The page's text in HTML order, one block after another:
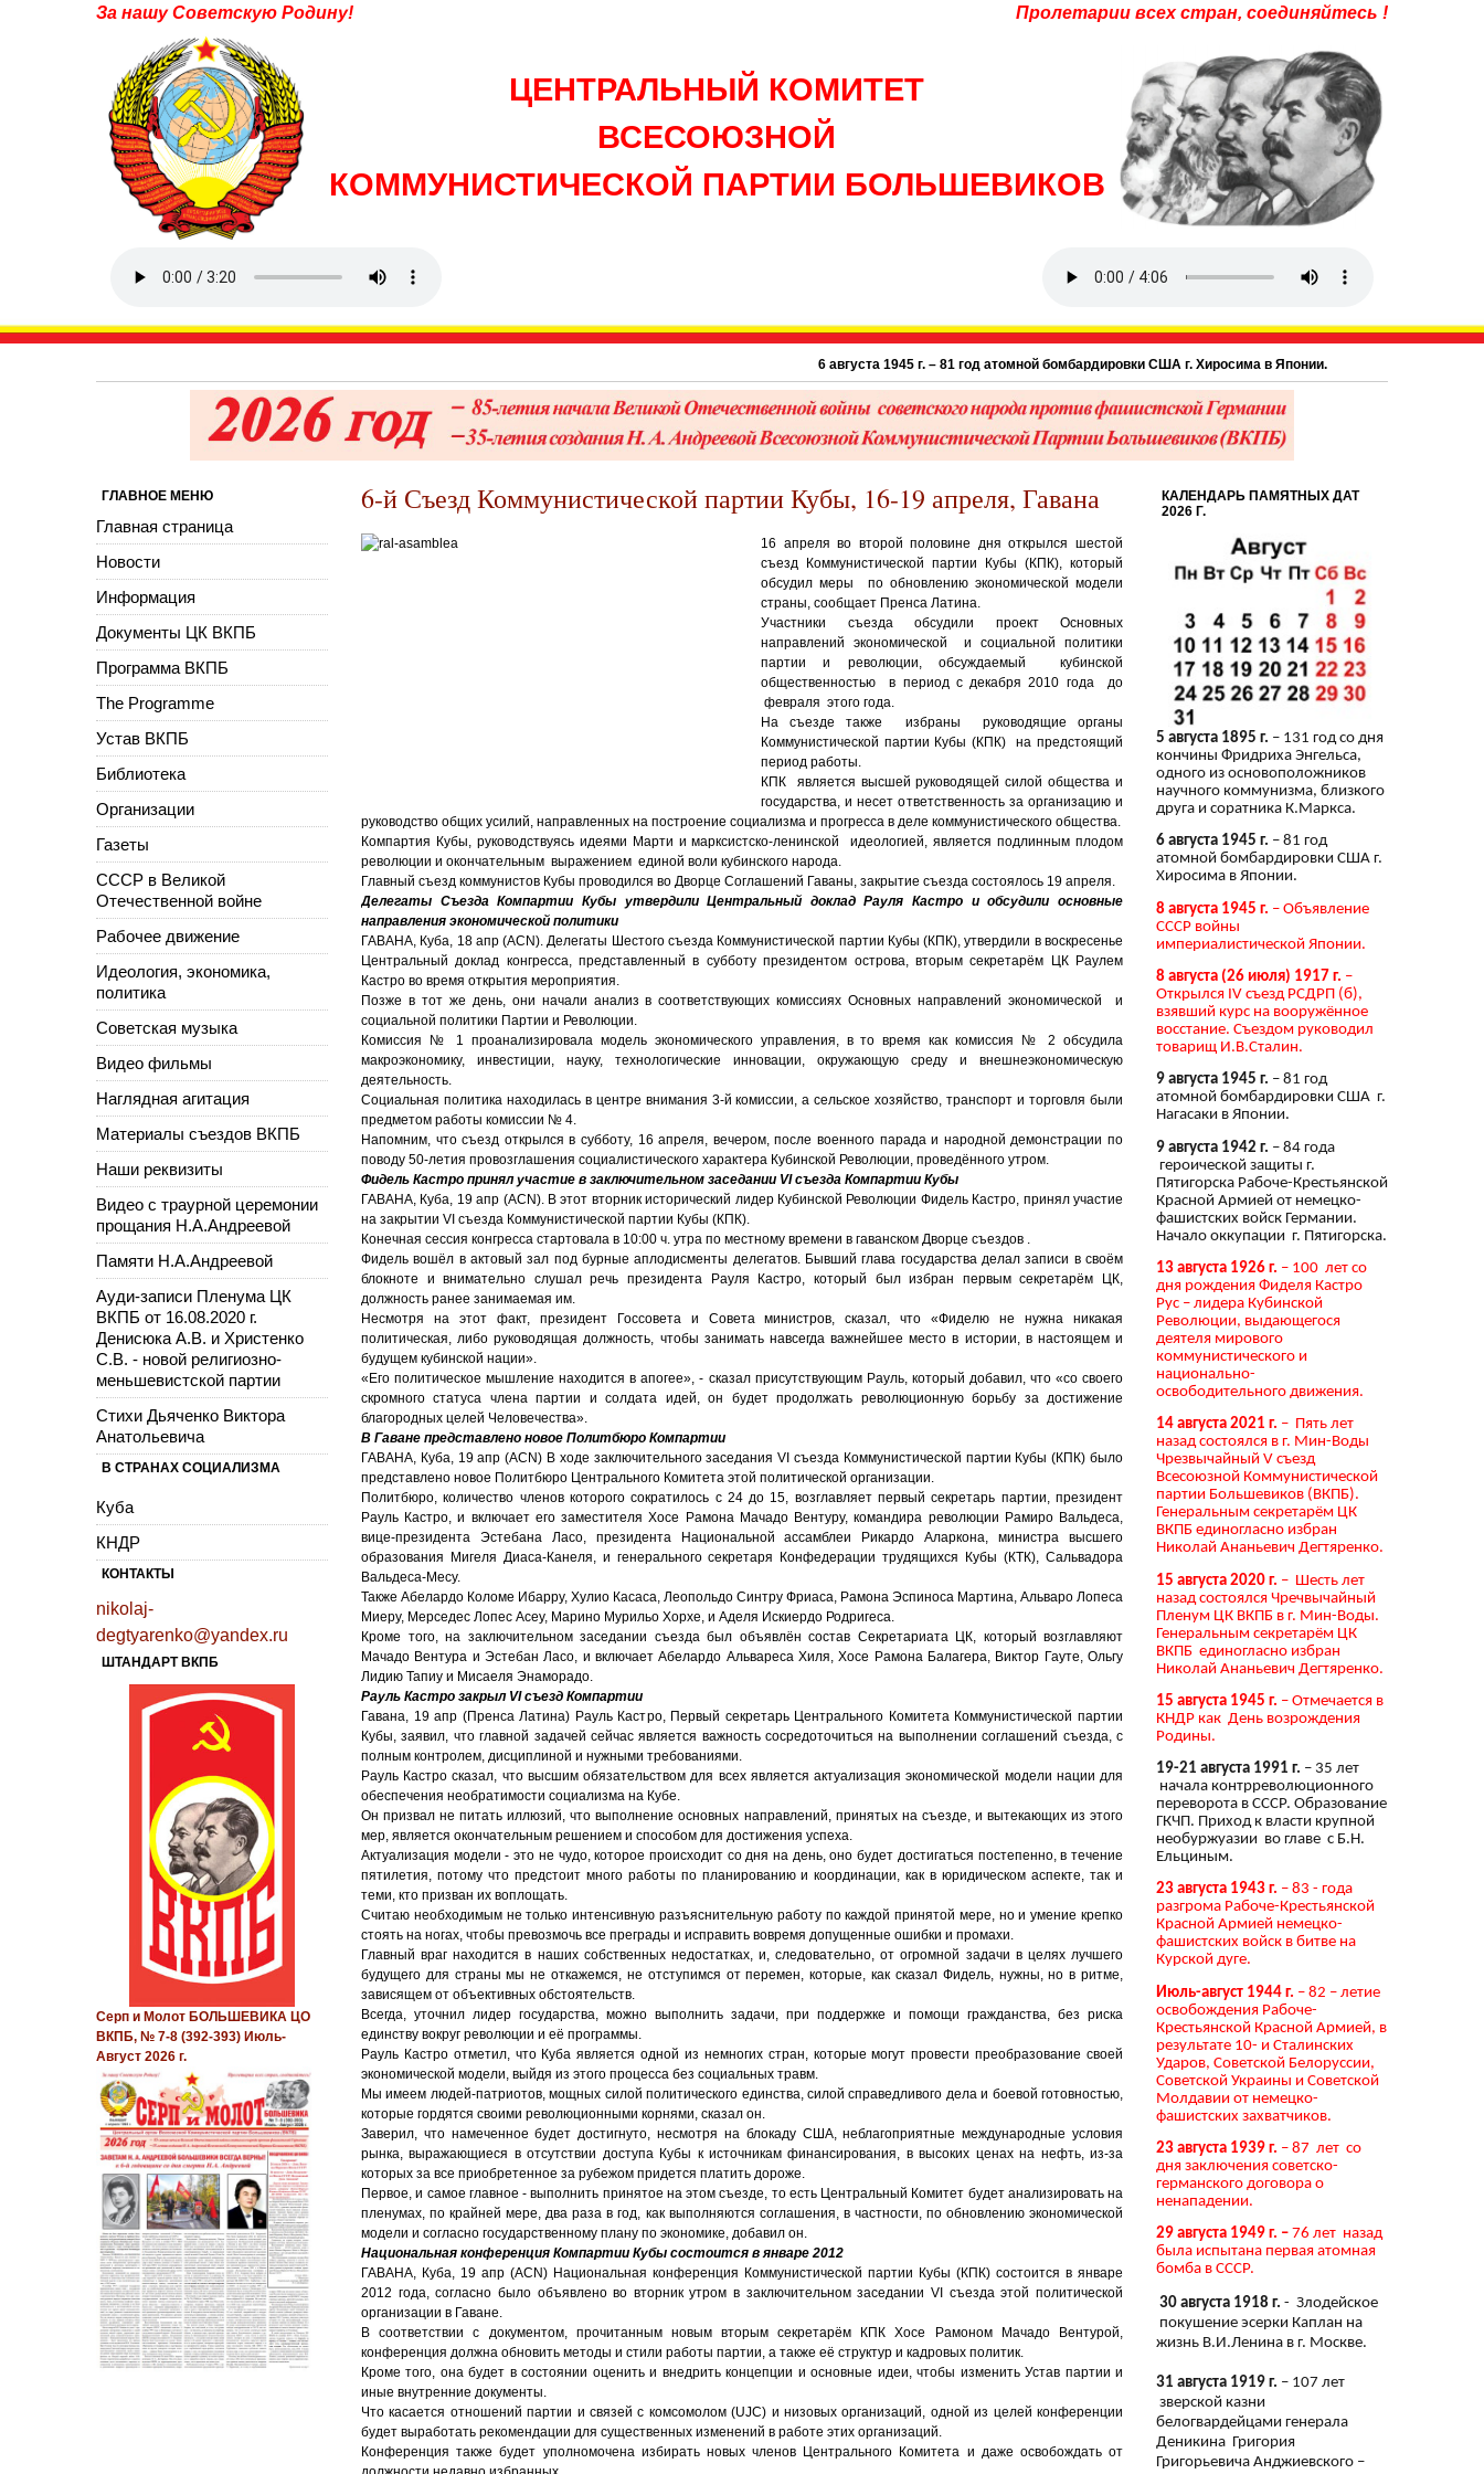
За нашу Советскую Родину! Пролетарии всех стран, соединяйтесь !
ЦЕНТРАЛЬНЫЙ КОМИТЕТ
ВСЕСОЮЗНОЙ
КОММУНИСТИЧЕСКОЙ ПАРТИИ БОЛЬШЕВИКОВ
6 августа 1945 г. – 81 год атомной бомбардировки США г. Хиросима в Японии.
6-й Съезд Коммунистической партии Кубы, 16-19 апреля, Гавана
16 апреля во второй половине дня открылся шестой
съезд Коммунистической партии Кубы (КПК), который
обсудил меры по обновлению экономической модели
страны, сообщает Пренса Латина.
Участники съезда обсудили проект Основных
направлений экономической и социальной политики
партии и революции, обсуждаемый кубинской
общественностью в период с декабря 2010 года до
февраля этого года.
На съезде также избраны руководящие органы
Коммунистической партии Кубы (КПК) на предстоящий
период работы.
КПК является высшей руководящей силой общества и
государства, и несет ответственность за организацию и
руководство общих усилий, направленных на построение социализма и прогресса в деле коммунистического общества.
Компартия Кубы, руководствуясь идеями Марти и марксистско-ленинской идеологией, является подлинным плодом
революции и окончательным выражением единой воли кубинского народа.
Главный съезд коммунистов Кубы проводился во Дворце Соглашений Гаваны, закрытие съезда состоялось 19 апреля.
Делегаты Съезда Компартии Кубы утвердили Центральный доклад Рауля Кастро и обсудили основные
направления экономической политики
ГАВАНА, Куба, 18 апр (ACN). Делегаты Шестого съезда Коммунистической партии Кубы (КПК), утвердили в воскресенье
Центральный доклад конгресса, представленный в субботу президентом острова, вторым секретарём ЦК Раулем
Кастро во время открытия мероприятия.
Позже в тот же день, они начали анализ в соответствующих комиссиях Основных направлений экономической и
социальной политики Партии и Революции.
Комиссия № 1 проанализировала модель экономического управления, в то время как комиссия № 2 обсудила
макроэкономику, инвестиции, науку, технологические инновации, окружающую среду и внешнеэкономическую
деятельность.
Социальная политика находилась в центре внимания 3-й комиссии, а сельское хозяйство, транспорт и торговля были
предметом работы комиссии № 4.
Напомним, что съезд открылся в субботу, 16 апреля, вечером, после военного парада и народной демонстрации по
поводу 50-летия провозглашения социалистического характера Кубинской Революции, проведённого утром.
Фидель Кастро принял участие в заключительном заседании VIсъезда Компартии Кубы
ГАВАНА, Куба, 19 апр (ACN). В этот вторник исторический лидер Кубинской Революции Фидель Кастро, принял участие
на закрытии VI съезда Коммунистической партии Кубы (КПК).
Конечная сессия конгресса стартовала в 10:00 ч. утра по местному времени в гаванском Дворце съездов .
Фидель вошёл в актовый зал под бурные аплодисменты делегатов. Бывший глава государства делал записи в своём
блокноте и внимательно слушал речь президента Рауля Кастро, который был избран первым секретарём ЦК,
должность ранее занимаемая им.
Несмотря на этот факт, президент Госсовета и Совета министров, сказал, что «Фиделю не нужна никакая
политическая, либо руководящая должность, чтобы занимать навсегда важнейшее место в истории, в настоящем и
будущем кубинской нации».
«Его политическое мышление находится в апогее», - сказал присутствующим Рауль, который добавил, что «со своего
скромного статуса члена партии и солдата идей, он будет продолжать революционную борьбу за достижение
благородных целей Человечества».
В Гаване представлено новое Политбюро Компартии
ГАВАНА, Куба, 19 апр (ACN) В ходе заключительного заседания VI съезда Коммунистической партии Кубы (КПК) было
представлено новое Политбюро Центрального Комитета этой политической организации.
Политбюро, количество членов которого сократилось с 24 до 15, возглавляет первый секретарь партии, президент
Рауль Кастро, и включает его заместителя Хосе Рамона Мачадо Вентуру, командира революции Рамиро Вальдеса,
вице-президента Эстебана Ласо, президента Национальной ассамблеи Рикардо Аларкона, министра высшего
образования Мигеля Диаса-Канеля, и генерального секретаря Конфедерации трудящихся Кубы (КТК), Сальвадора
Вальдеса-Месу.
Также Абелардо Коломе Ибарру, Хулио Касаса, Леопольдо Синтру Фриаса, Рамона Эспиноса Мартина, Альваро Лопеса
Миеру, Мерседес Лопес Асеу, Марино Мурильо Хорхе, и Аделя Искиердо Родригеса.
Кроме того, на заключительном заседании съезда был объявлён состав Секретариата ЦК, который возглавляют
Мачадо Вентура и Эстебан Ласо, и включает Абелардо Альвареса Хиля, Хосе Рамона Балагера, Виктор Гауте, Ольгу
Лидию Тапиу и Мисаеля Энаморадо.
Рауль Кастро закрыл VI съезд Компартии
Гавана, 19 апр (Пренса Латина) Рауль Кастро, Первый секретарь Центрального Комитета Коммунистической партии
Кубы, заявил, что главной задачей сейчас является важность сосредоточиться на выполнении соглашений съезда, с
полным контролем, дисциплиной и нужными требованиями.
Рауль Кастро сказал, что высшим обязательством для всех является актуализация экономической модели нации для
обеспечения необратимости социализма на Кубе.
Он призвал не питать иллюзий, что выполнение основных направлений, принятых на съезде, и вытекающих из этого
мер, является окончательным решением и способом для достижения успеха.
Актуализация модели - это не чудо, которое происходит со дня на день, оно будет достигаться постепенно, в течение
пятилетия, потому что предстоит много работы по планированию и координации, как в юридическом аспекте, так и
теми, кто призван их воплощать.
Считаю необходимым не только интенсивную разъяснительную работу по каждой принятой мере, но и умение крепко
стоять на ногах, чтобы превозмочь все преграды и исправить вовремя допущенные ошибки и промахи.
Главный враг находится в наших собственных недостатках, и, следовательно, от огромной задачи в целях лучшего
будущего для страны мы не откажемся, не отступимся от перемен, которые, как сказал Фидель, нужны, но в ритме,
зависящем от объективных обстоятельств.
Всегда, уточнил лидер государства, можно выполнить задачи, при поддержке и помощи гражданства, без риска
единству вокруг революции и её программы.
Рауль Кастро отметил, что Куба является одной из немногих стран, которые могут провести преобразование своей
экономической модели, выйдя из этого процесса без социальных травм.
Мы имеем людей-патриотов, мощных силой политического единства, силой справедливого дела и боевой готовностью,
которые гордятся своими революционными корнями, сказал он.
Заверил, что намеченное будет достигнуто, несмотря на блокаду США, неблагоприятные международные условия
рынка, выражающиеся в отсутствии доступа Кубы к источникам финансирования, в высоких ценах на нефть, из-за
которых за все приобретенное за рубежом придется платить дороже.
Первое, и самое главное - выполнить принятое на этом съезде, то есть Центральный Комитет будет анализировать на
пленумах, по крайней мере, два раза в год, как выполняются соглашения, в частности, по обновлению экономической
модели и согласно государственному плану по экономике, добавил он.
Национальная конференция Компартии Кубы состоится в январе 2012
ГАВАНА, Куба, 19 апр (ACN) Национальная конференция Коммунистической партии Кубы (КПК) состоится в январе
2012 года, согласно было объявлено во вторник утром в заключительном заседании VI съезда этой политической
организации в Гаване.
В соответствии с документом, прочитанным новым вторым секретарём КПК Хосе Рамоном Мачадо Вентурой,
конференция должна обновить методы и стили работы партии, а также её структур и кадровых политик.
Кроме того, она будет в состоянии оценить и внедрить концепции и основные идеи, чтобы изменить Устав партии и
иные внутренние документы.
Что касается отношений партии и связей с комсомолом (UJC) и низовых организаций, одной из целей конференции
будет выработать рекомендации для существенных изменений в работе этих организаций.
Конференция также будет уполномочена избирать новых членов Центрального Комитета и даже освобождать от
ГЛАВНОЕ МЕНЮ
Главная страница
Новости
Информация
Документы ЦК ВКПБ
Программа ВКПБ
The Programme
Устав ВКПБ
Библиотека
Организации
Газеты
СССР в Великой
Отечественной войне
Рабочее движение
Идеология, экономика,
политика
Советская музыка
Видео фильмы
Наглядная агитация
Материалы съездов ВКПБ
Наши реквизиты
Видео с траурной церемонии
прощания Н.А.Андреевой
Памяти Н.А.Андреевой
Ауди-записи Пленума ЦК
ВКПБ от 16.08.2020 г.
Денисюка А.В. и Христенко
С.В. - новой религиозно-
меньшевистской партии
Стихи Дьяченко Виктора
Анатольевича
В СТРАНАХ СОЦИАЛИЗМА
Куба
КНДР
КОНТАКТЫ
nikolaj-
degtyarenko@yandex.ru
ШТАНДАРТ ВКПБ
Серп и Молот БОЛЬШЕВИКА ЦО
ВКПБ, № 7-8 (392-393) Июль-
Август 2026 г.
КАЛЕНДАРЬ ПАМЯТНЫХ ДАТ
2026 Г.
5 августа 1895 г. – 131 год со дня
кончины Фридриха Энгельса,
одного из основоположников
научного коммунизма, близкого
друга и соратника К.Маркса.
6 августа 1945 г. – 81 год
атомной бомбардировки США г.
Хиросима в Японии.
8 августа 1945 г. – Объявление
СССР войны
империалистической Японии.
8 августа (26 июля) 1917 г. –
Открылся IV съезд РСДРП (б),
взявший курс на вооружённое
восстание. Съездом руководил
товарищ И.В.Сталин.
9 августа 1945 г. – 81 год
атомной бомбардировки США г.
Нагасаки в Японии.
9 августа 1942 г. – 84 года
героической защиты г.
Пятигорска Рабоче-Крестьянской
Красной Армией от немецко-
фашистских войск Германии.
Начало оккупации г. Пятигорска.
13 августа 1926 г. – 100 лет со
дня рождения Фиделя Кастро
Рус – лидера Кубинской
Революции, выдающегося
деятеля мирового
коммунистического и
национально-
освободительного движения.
14 августа 2021 г. – Пять лет
назад состоялся в г. Мин-Воды
Чрезвычайный V съезд
Всесоюзной Коммунистической
партии Большевиков (ВКПБ).
Генеральным секретарём ЦК
ВКПБ единогласно избран
Николай Ананьевич Дегтяренко.
15 августа 2020 г. – Шесть лет
назад состоялся Чречвычайный
Пленум ЦК ВКПБ в г. Мин-Воды.
Генеральным секретарём ЦК
ВКПБ единогласно избран
Николай Ананьевич Дегтяренко.
15 августа 1945 г. – Отмечается в
КНДР как День возрождения
Родины.
19-21 августа 1991 г. – 35 лет
начала контрреволюционного
переворота в СССР. Образование
ГКЧП. Приход к власти крупной
необуржуазии во главе с Б.Н.
Ельциным.
23 августа 1943 г. – 83 - года
разгрома Рабоче-Крестьянской
Красной Армией немецко-
фашистских войск в битве на
Курской дуге.
Июль-август 1944 г. – 82 – летие
освобождения Рабоче-
Крестьянской Красной Армией, в
результате 10- и Сталинских
Ударов, Советской Белоруссии,
Советской Украины и Советской
Молдавии от немецко-
фашистских захватчиков.
23 августа 1939 г. – 87 лет со
дня заключения советско-
германского договора о
ненападении.
29 августа 1949 г. – 76 лет назад
была испытана первая атомная
бомба в СССР.
30 августа 1918 г. - Злодейское
покушение эсерки Каплан на
жизнь В.И.Ленина в г. Москве.
31 августа 1919 г. – 107 лет
зверской казни
белогвардейцами генерала
Деникина Григория
Григорьевича Анджиевского –